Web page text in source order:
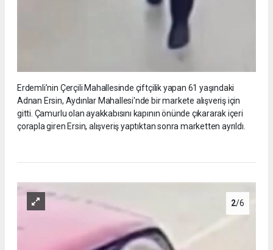
Erdemli’nin Çerçili Mahallesinde çiftçilik yapan 61 yaşındaki
Adnan Ersin, Aydınlar Mahallesi'nde bir markete alışveriş için
gitti. Çamurlu olan ayakkabısını kapının önünde çıkararak içeri
çorapla giren Ersin, alışveriş yaptıktan sonra marketten ayrıldı.
2/6